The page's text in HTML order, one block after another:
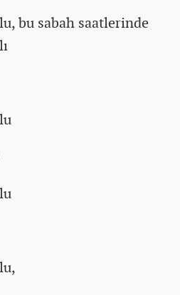
bu sabah saatlerinde